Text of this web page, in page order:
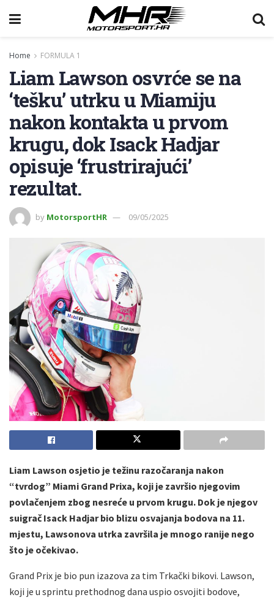
Home FORMULA 1
Liam Lawson osvrće se na
‘tešku’ utrku u Miamiju
nakon kontakta u prvom
krugu, dok Isack Hadjar
opisuje ‘frustrirajući’
rezultat.
by MotorsportHR 09/05/2025
Liam Lawson osjetio je težinu razočaranja nakon
“tvrdog” Miami Grand Prixa, koji je završio njegovim
povlačenjem zbog nesreće u prvom krugu. Dok je njegov
suigrač Isack Hadjar bio blizu osvajanja bodova na 11.
mjestu, Lawsonova utrka završila je mnogo ranije nego
što je očekivao.
Grand Prix je bio pun izazova za tim Trkački bikovi. Lawson,
koji je u sprintu prethodnog dana uspio osvojiti bodove,